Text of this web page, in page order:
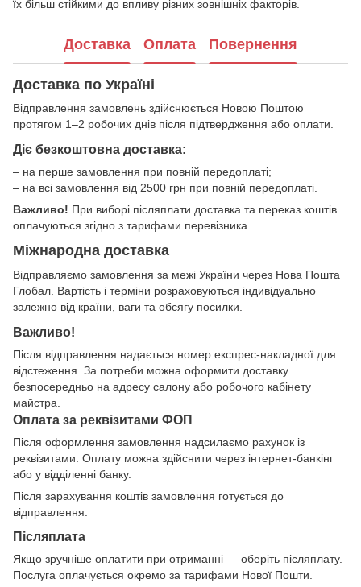
їх більш стійкими до впливу різних зовнішніх факторів.
Доставка Оплата Повернення
Доставка по Україні
Відправлення замовлень здійснюється Новою Поштою
протягом 1–2 робочих днів після підтвердження або оплати.
Діє безкоштовна доставка:
– на перше замовлення при повній передоплаті;
– на всі замовлення від 2500 грн при повній передоплаті.
Важливо! При виборі післяплати доставка та переказ коштів
оплачуються згідно з тарифами перевізника.
Міжнародна доставка
Відправляємо замовлення за межі України через Нова Пошта
Глобал. Вартість і терміни розраховуються індивідуально
залежно від країни, ваги та обсягу посилки.
Важливо!
Після відправлення надається номер експрес-накладної для
відстеження. За потреби можна оформити доставку
безпосередньо на адресу салону або робочого кабінету
майстра.
Оплата за реквізитами ФОП
Після оформлення замовлення надсилаємо рахунок із
реквізитами. Оплату можна здійснити через інтернет-банкінг
або у відділенні банку.
Після зарахування коштів замовлення готується до
відправлення.
Післяплата
Якщо зручніше оплатити при отриманні — оберіть післяплату.
Послуга оплачується окремо за тарифами Нової Пошти.